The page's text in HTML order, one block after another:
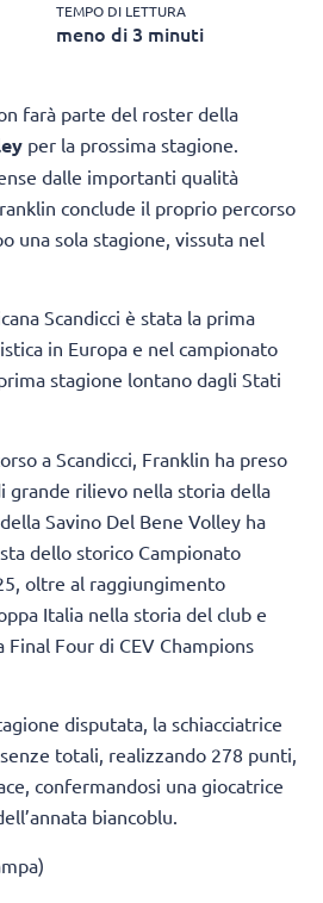
TEMPO DI LETTURA
meno di 3 minuti
farà parte del roster della
per la prossima stagione.
dalle importanti qualità
conclude il proprio percorso
una sola stagione, vissuta nel
Scandicci è stata la prima
in Europa e nel campionato
stagione lontano dagli Stati
a Scandicci, Franklin ha preso
grande rilievo nella storia della
Savino Del Bene Volley ha
dello storico Campionato
oltre al raggiungimento
Italia nella storia del club e
Four di CEV Champions
disputata, la schiacciatrice
totali, realizzando 278 punti,
confermandosi una giocatrice
biancoblu.